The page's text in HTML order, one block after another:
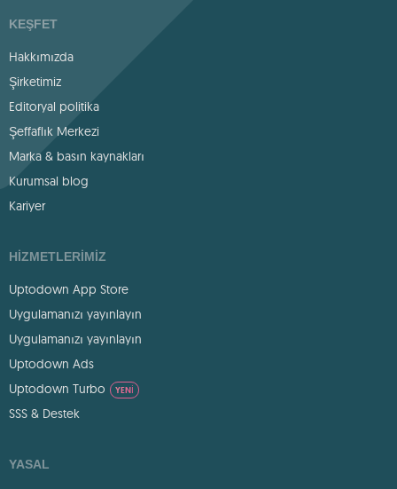
KEŞFET
Hakkımızda
Şirketimiz
Editoryal politika
Şeffaflık Merkezi
Marka & basın kaynakları
Kurumsal blog
Kariyer
HIZMETLERIMIZ
Uptodown App Store
Uygulamanızı yayınlayın
Uygulamanızı yayınlayın
Uptodown Ads
Uptodown Turbo
YENI
SSS & Destek
YASAL